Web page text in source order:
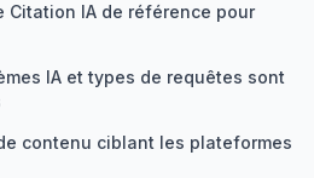
Citation IA de référence pour
IA et types de requêtes sont
contenu ciblant les plateformes